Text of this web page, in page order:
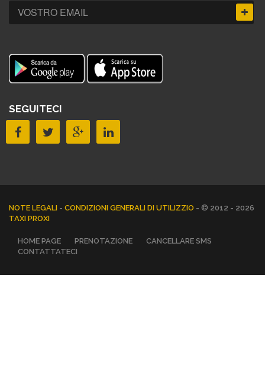
SEGUITECI
NOTE LEGALI - CONDIZIONI GENERALI DI UTILIZZIO - © 2012 - 2026
TAXI PROXI
HOME PAGE PRENOTAZIONE
CANCELLARE SMS
CONTATTATECI